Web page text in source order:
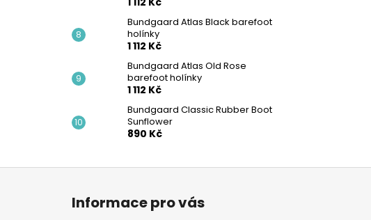
Bundgaard Atlas Black barefoot
holínky
1 112 Kč
Bundgaard Atlas Old Rose
barefoot holínky
1 112 Kč
Bundgaard Classic Rubber Boot
Sunflower
890 Kč
Z
Informace pro vás